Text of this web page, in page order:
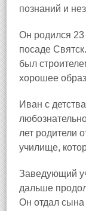
познаний и
Он родился 23
посаде Святск
был
хорошее
Иван с
лет родители
училище,
Заведующий
дальше
Он отдал сына